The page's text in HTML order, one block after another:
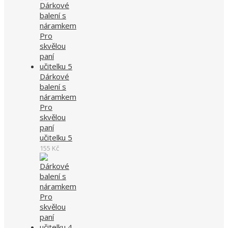
Dárkové
balení s
náramkem
Pro
skvělou
paní
učitelku 5
155 Kč